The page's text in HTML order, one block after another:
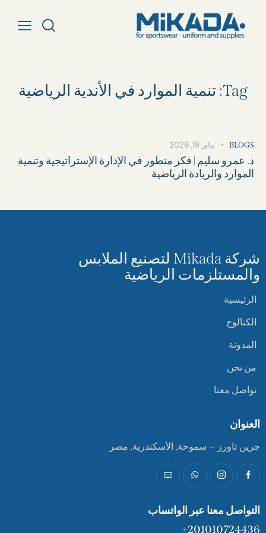
Tag: تنمية الموارد في الأندية الرياضية
BLOGS يناير 18, 2026
د. عمرو سليم | فكر متطور في الإدارة الإستراتيجية وتنمية
الموارد والريادة الرياضية
شركة Mikada لتصنيع الملابس
والمستلزمات الرياضية
الرئيسية
الكتالوج
المدونة
من نحن
تواصل معنا
العنوان
جرين تاورز – سموحة, الأسكندرية, مصر
التواصل معنا عبر الواتساب
201010724436+